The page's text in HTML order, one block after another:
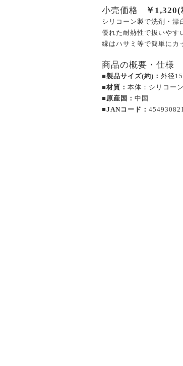
小売価格 ￥ 1,320(
シリコーン製で洗剤・漂
優れた耐熱性で扱いやす
縁はハサミ等で簡単にカ
商品の概要・仕様
■製品サイズ(約)： 外径
■材質： 本体：シリコー
■原産国： 中国
■JANコード：